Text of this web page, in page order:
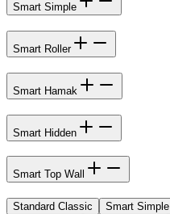
Smart Simple
Smart Roller
Smart Hamak
Smart Hidden
Smart Top Wall
Standard Classic Smart Simple